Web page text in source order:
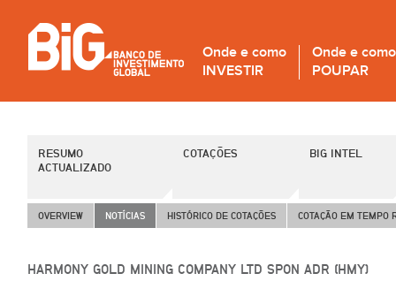
Onde e como
INVESTIR
Onde e como
POUPAR
RESUMO
ACTUALIZADO
COTAÇÕES BIG INTEL
OVERVIEW NOTÍCIAS HISTÓRICO DE COTAÇÕES COTAÇÃO EM TEMPO
HARMONY GOLD MINING COMPANY LTD SPON ADR (HMY)